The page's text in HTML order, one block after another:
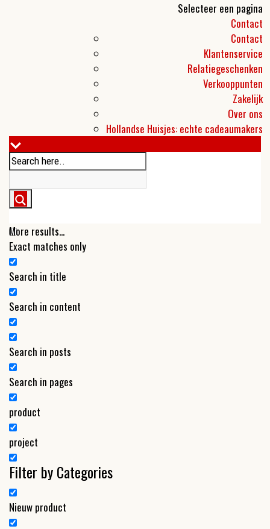
Selecteer een pagina
Contact
Contact
Klantenservice
Relatiegeschenken
Verkooppunten
Zakelijk
Over ons
Hollandse Huisjes: echte cadeaumakers
More results...
Exact matches only
Search in title
Search in content
Search in posts
Search in pages
product
project
Filter by Categories
Nieuw product